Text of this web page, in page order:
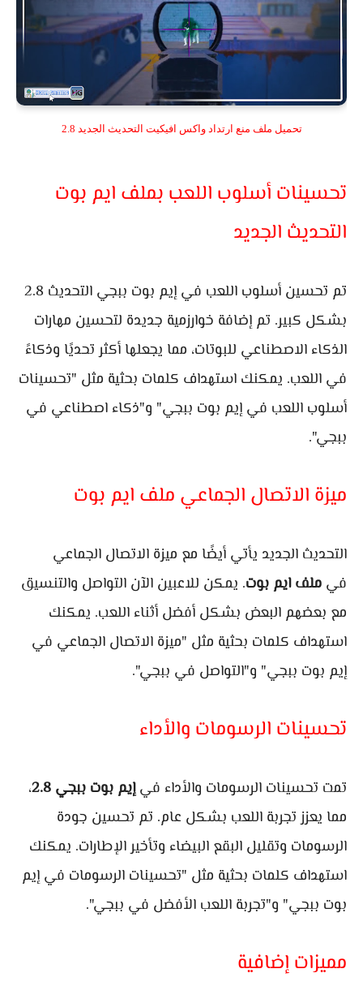
تحميل ملف منع ارتداد واكس افيكيت التحديث الجديد 2.8
تحسينات أسلوب اللعب بملف ايم بوت
التحديث الجديد
تم تحسين أسلوب اللعب في إيم بوت ببجي التحديث 2.8
بشكل كبير. تم إضافة خوارزمية جديدة لتحسين مهارات
الذكاء الاصطناعي للبوتات، مما يجعلها أكثر تحديًا وذكاءً
في اللعب. يمكنك استهداف كلمات بحثية مثل "تحسينات
أسلوب اللعب في إيم بوت ببجي" و"ذكاء اصطناعي في
ببجي".
ميزة الاتصال الجماعي ملف ايم بوت
التحديث الجديد يأتي أيضًا مع ميزة الاتصال الجماعي
في ملف ايم بوت. يمكن للاعبين الآن التواصل والتنسيق
مع بعضهم البعض بشكل أفضل أثناء اللعب. يمكنك
استهداف كلمات بحثية مثل "ميزة الاتصال الجماعي في
إيم بوت ببجي" و"التواصل في ببجي".
تحسينات الرسومات والأداء
تمت تحسينات الرسومات والأداء فيإيم بوت ببجي 2.8
،
مما يعزز تجربة اللعب بشكل عام. تم تحسين جودة
الرسومات وتقليل البقع البيضاء وتأخير الإطارات. يمكنك
استهداف كلمات بحثية مثل "تحسينات الرسومات في إيم
بوت ببجي" و"تجربة اللعب الأفضل في ببجي".
مميزات إضافية